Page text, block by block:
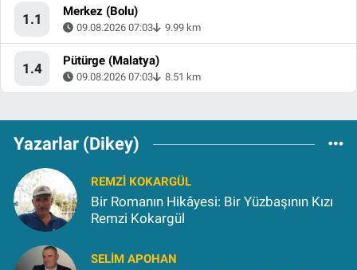
1.1 Merkez (Bolu)
09.08.2026 07:03 9.99 km
1.4 Pütürge (Malatya)
09.08.2026 07:03 8.51 km
Yazarlar (Dikey)
REMZI KOKARGÜL
Bir Romanın Hikâyesi: Bir Yüzbaşının Kızı
Remzi Kokargül
SELIM APOHAN